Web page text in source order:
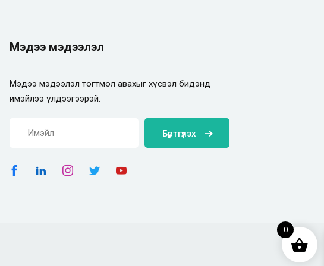
Мэдээ мэдээлэл
Мэдээ мэдээлэл тогтмол авахыг хүсвэл бидэнд
имэйлээ үлдээгээрэй.
Бүртгүүлэх
0